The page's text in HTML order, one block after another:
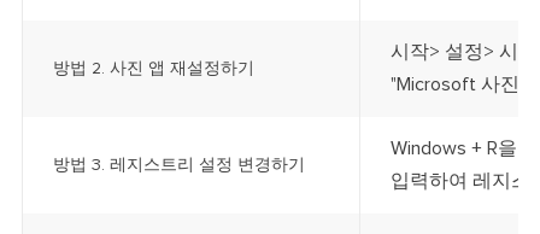
방법 2. 사진 앱 재설정하기
시작> 설정> 시
"Microsoft 사진"
방법 3. 레지스트리 설정 변경하기
Windows + R을
입력하여 레지스